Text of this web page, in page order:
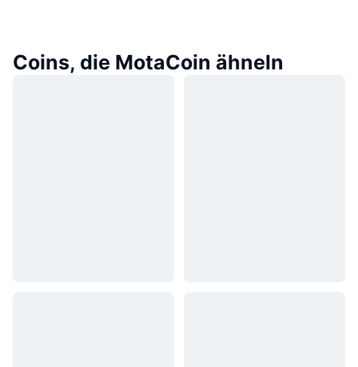
Coins, die MotaCoin ähneln